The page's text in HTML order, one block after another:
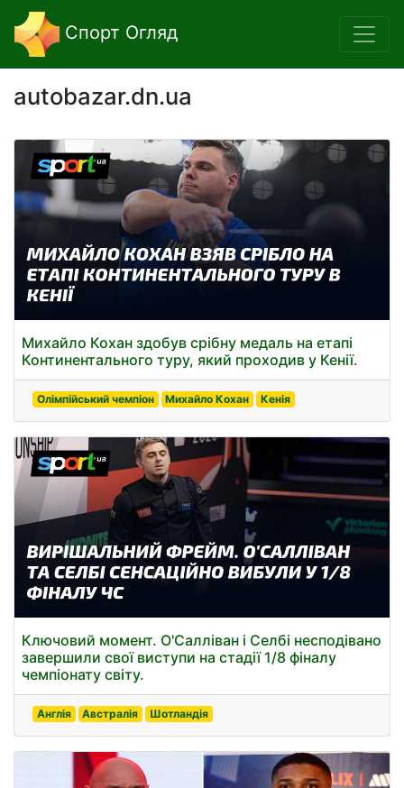
Спорт Огляд
autobazar.dn.ua
Михайло Кохан здобув срібну медаль на етапі
Континентального туру, який проходив у Кенії.
Олімпійський чемпіон Михайло Кохан Кенія
Ключовий момент. О'Салліван і Селбі несподівано
завершили свої виступи на стадії 1/8 фіналу
чемпіонату світу.
Англія Австралія Шотландія